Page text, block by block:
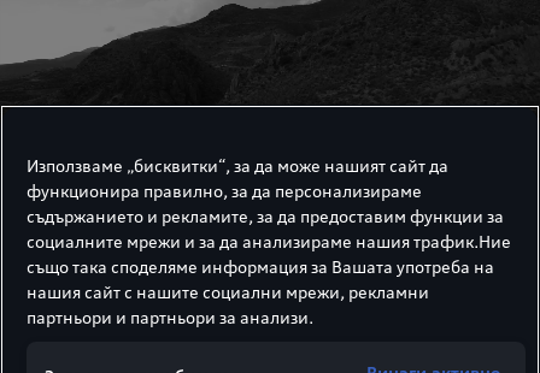
Използваме „бисквитки“, за да може нашият сайт да
функционира правилно, за да персонализираме
съдържанието и рекламите, за да предоставим функции за
социалните мрежи и за да анализираме нашия трафик.Ние
също така споделяме информация за Вашата употреба на
нашия сайт с нашите социални мрежи, рекламни
партньори и партньори за анализи.